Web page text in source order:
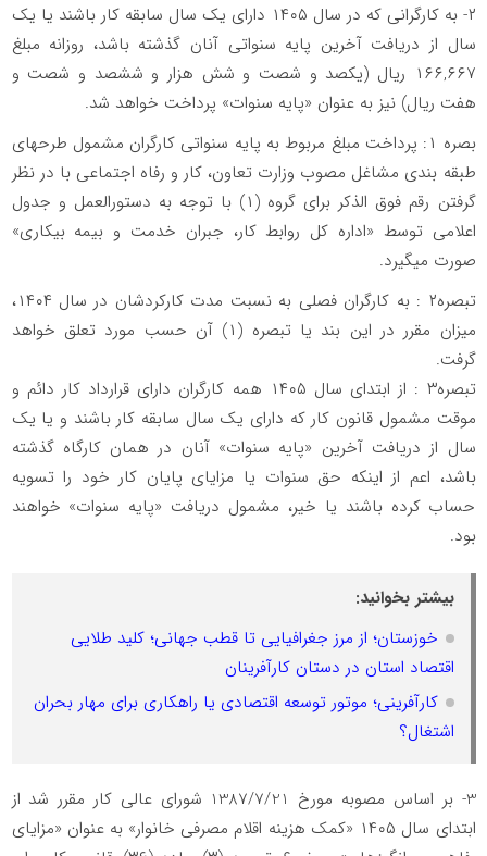
۲- به کارگرانی که در سال ۱۴۰۵ دارای یک سال سابقه کار باشند یا یک
سال از دریافت آخرین پایه سنواتی آنان گذشته باشد، روزانه مبلغ
۱۶۶,۶۶۷ ریال (یکصد و شصت و شش هزار و ششصد و شصت و
هفت ریال) نیز به عنوان «پایه سنوات» پرداخت خواهد شد.
بصره ۱: پرداخت مبلغ مربوط به پایه سنواتی کارگران مشمول طرحهای
طبقه بندی مشاغل مصوب وزارت تعاون، کار و رفاه اجتماعی با در نظر
گرفتن رقم فوق الذکر برای گروه (۱) با توجه به دستورالعمل و جدول
اعلامی توسط «اداره کل روابط کار، جبران خدمت و بیمه بیکاری»
صورت میگیرد.
تبصره۲ : به کارگران فصلی به نسبت مدت کارکردشان در سال ۱۴۰۴،
میزان مقرر در این بند یا تبصره (۱) آن حسب مورد تعلق خواهد
گرفت.
تبصره۳ : از ابتدای سال ۱۴۰۵ همه کارگران دارای قرارداد کار دائم و
موقت مشمول قانون کار که دارای یک سال سابقه کار باشند و یا یک
سال از دریافت آخرین «پایه سنوات» آنان در همان کارگاه گذشته
باشد، اعم از اینکه حق سنوات یا مزایای پایان کار خود را تسویه
حساب کرده باشند یا خیر، مشمول دریافت «پایه سنوات» خواهند
بود.
بیشتر بخوانید:
خوزستان؛ از مرز جغرافیایی تا قطب جهانی؛ کلید طلایی
اقتصاد استان در دستان کارآفرینان
کارآفرینی؛ موتور توسعه اقتصادی یا راهکاری برای مهار بحران
اشتغال؟
3- بر اساس مصوبه مورخ 1387/7/21 شورای عالی کار مقرر شد از
ابتدای سال ۱۴۰۵ «کمک هزینه اقلام مصرفی خانوار» به عنوان «مزایای